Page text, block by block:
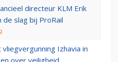
directeur KLM Erik
de slag bij ProRail
Izhavia in